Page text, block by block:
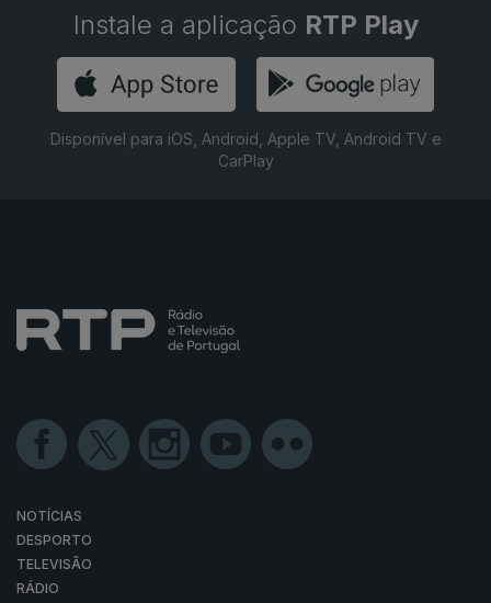
Instale a aplicação RTP Play
Disponível para iOS, Android, Apple TV, Android TV e
CarPlay
NOTÍCIAS
DESPORTO
TELEVISÃO
RÁDIO